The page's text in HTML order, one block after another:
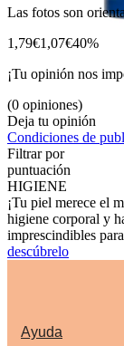
Las fotos son
1,79€1,07€40%
¡Tu opinión nos
(0 opiniones)
Deja tu opinión
Condiciones de
Filtrar por
puntuación
HIGIENE
¡Tu piel merece el
higiene corporal y
imprescindibles
descúbrelo
Ayuda